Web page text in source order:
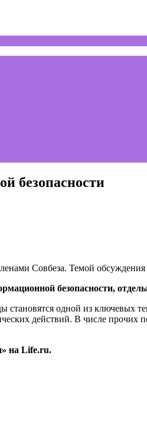
безопасности
Совбеза. Темой
безопасности,
одной из ключевых
действий. В числе
на Life.ru.